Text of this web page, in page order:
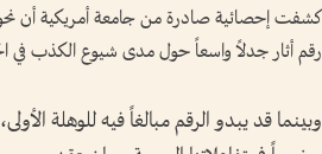
رقم أثار جدلاً واسعاً حول مدى شيوع الكذب في
وبينما قد يبدو الرقم مبالغاً فيه للوهلة